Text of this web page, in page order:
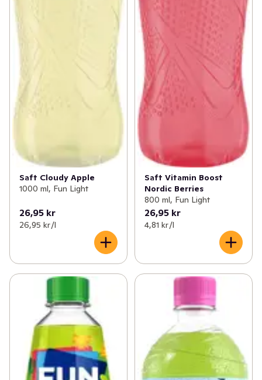
Saft Cloudy Apple
1000 ml, Fun Light
26,95 kr
26,95 kr /l
Saft Vitamin Boost
Nordic Berries
800 ml, Fun Light
26,95 kr
4,81 kr /l